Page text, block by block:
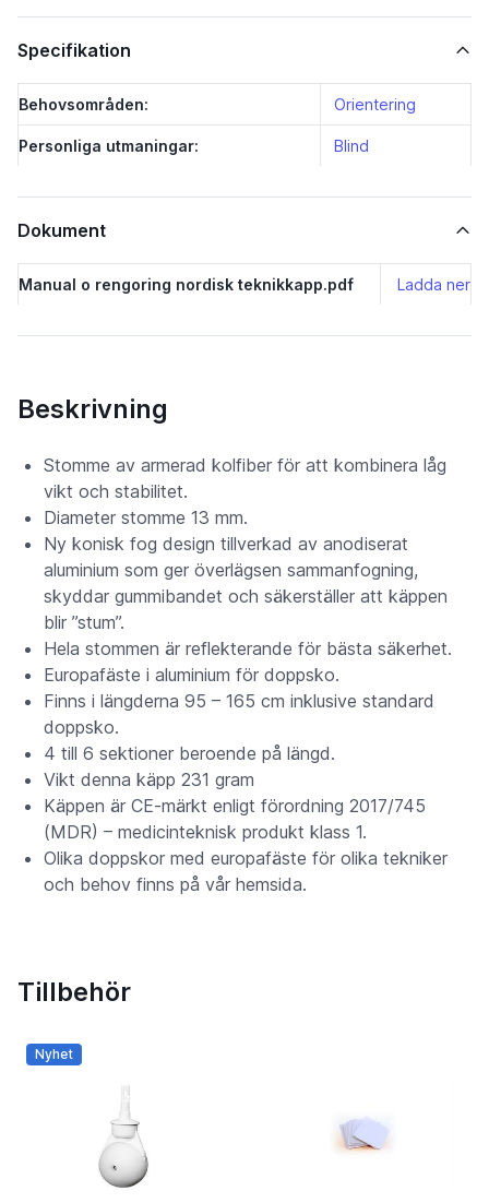
Specifikation
Behovsområden: Orientering
Personliga utmaningar: Blind
Dokument
Manual o rengoring nordisk teknikkapp.pdf Ladda ner
Beskrivning
Stomme av armerad kolfiber för att kombinera låg
vikt och stabilitet.
Diameter stomme 13 mm.
Ny konisk fog design tillverkad av anodiserat
aluminium som ger överlägsen sammanfogning,
skyddar gummibandet och säkerställer att käppen
blir ”stum”.
Hela stommen är reflekterande för bästa säkerhet.
Europafäste i aluminium för doppsko.
Finns i längderna 95 – 165 cm inklusive standard
doppsko.
4 till 6 sektioner beroende på längd.
Vikt denna käpp 231 gram
Käppen är CE-märkt enligt förordning 2017/745
(MDR) – medicinteknisk produkt klass 1.
Olika doppskor med europafäste för olika tekniker
och behov finns på vår hemsida.
Tillbehör
Nyhet